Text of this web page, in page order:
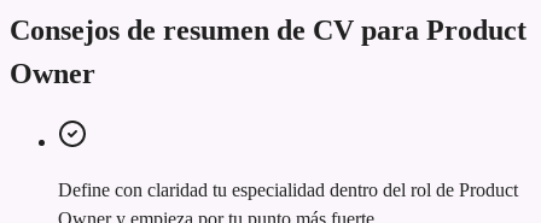
Consejos de resumen de CV para Product
Owner
Define con claridad tu especialidad dentro del rol de Product
Owner y empieza por tu punto más fuerte.